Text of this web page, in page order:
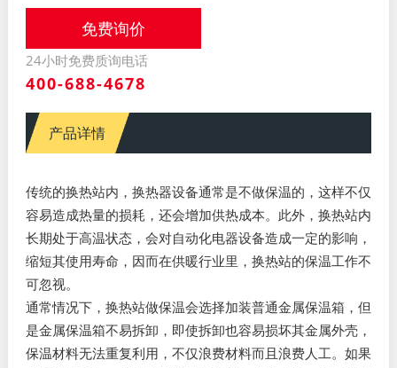
免费询价
24小时免费质询电话
400-688-4678
产品详情
传统的换热站内，换热器设备通常是不做保温的，这样不仅
容易造成热量的损耗，还会增加供热成本。此外，换热站内
长期处于高温状态，会对自动化电器设备造成一定的影响，
缩短其使用寿命，因而在供暖行业里，换热站的保温工作不
可忽视。
通常情况下，换热站做保温会选择加装普通金属保温箱，但
是金属保温箱不易拆卸，即使拆卸也容易损坏其金属外壳，
保温材料无法重复利用，不仅浪费材料而且浪费人工。如果